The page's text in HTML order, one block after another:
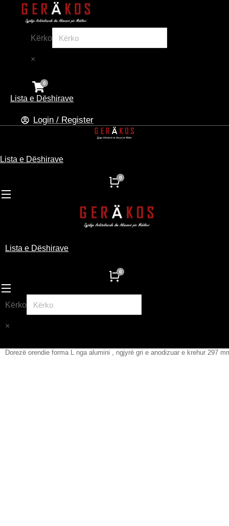
Kërko
×
Lista e Dëshirave
Login / Register
Lista e Dëshirave
Lista e Dëshirave
Kërko
×
You are here:
Dorezë orendie forma L nga alumini , ngjyrë gri e anodizuar e krehur 297